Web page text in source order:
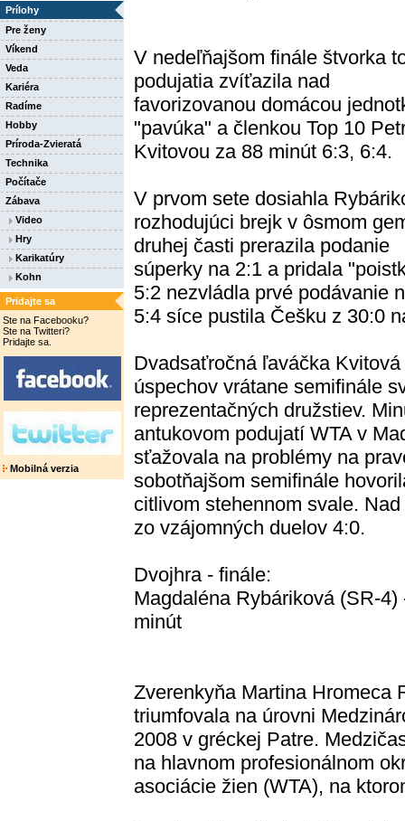
Prílohy
Pre ženy
Víkend
Veda
Kariéra
Radíme
Hobby
Príroda-Zvieratá
Technika
Počítače
Zábava
Video
Hry
Karikatúry
Kohn
Pridajte sa
Ste na Facebooku?
Ste na Twitteri?
Pridajte sa.
Mobilná verzia
V nedeľňajšom finále štvorka
podujatia zvíťazila nad
favorizovanou domácou
"pavúka" a členkou Top 10
Kvitovou za 88 minút 6:3, 6:4.
V prvom sete dosiahla
rozhodujúci brejk v ôsmom
druhej časti prerazila podanie
súperky na 2:1 a pridala
5:2 nezvládla prvé podávanie
5:4 síce pustila Češku z 30:0
Dvadsaťročná ľaváčka
úspechov vrátane semifinále
reprezentačných družstiev.
antukovom podujatí WTA v
sťažovala na problémy na
sobotňajšom semifinále
citlivom stehennom svale.
zo vzájomných duelov 4:0.
Dvojhra - finále:
Magdaléna Rybáriková (SR-
minút
Zverenkyňa Martina Hromeca
triumfovala na úrovni
2008 v gréckej Patre.
na hlavnom profesionálnom
asociácie žien (WTA), na